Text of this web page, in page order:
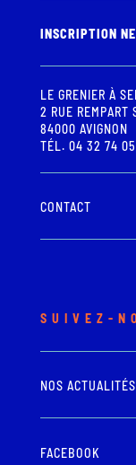
INSCRIPTION
LE GRENIER À
2 RUE REMPART
84000 AVIGNON
TÉL. 04 32 74
CONTACT
SUIVEZ-
NOS ACTUALITÉS
FACEBOOK